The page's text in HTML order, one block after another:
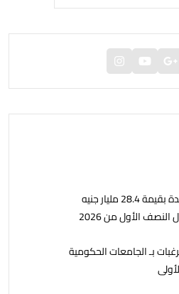
مدينة مصر تسجل مبيعات جديدة بقيمة 28.4 مليار جنيه
الأول من 2026
بـ الجامعات الحكومية